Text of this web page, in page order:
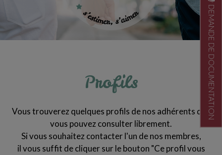
DEMANDE DE DOCUMENTATION
Profils
Vous trouverez quelques profils de nos adhérents que
vous pouvez consulter librement.
Si vous souhaitez contacter l'un de nos membres,
il vous suffit de cliquer sur le bouton "Ce profil vous